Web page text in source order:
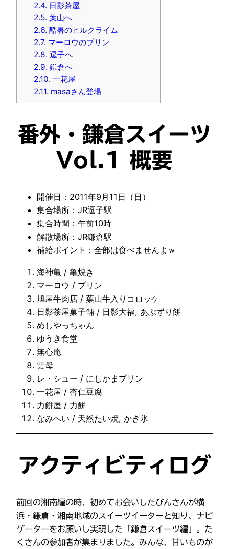
2.4. 日影茶屋
2.5. 葉山へ
2.6. 酷暑のヒルクライム
2.7. マーロウのプリン
2.8. 逗子へ
2.9. 鎌倉へ
2.10. 一花屋
2.11. masaさん登場
番外・鎌倉スイーツ
Vol.1 概要
開催日：2011年9月11日（日）
集合場所：JR逗子駅
集合時間：午前10時
解散場所：JR鎌倉駅
補給ポイント：全部は食べませんよｗ
海神亀 / 亀焼き
マーロウ / プリン
旭屋牛肉店 / 葉山牛入りコロッケ
日影茶屋菓子舗 / 日影大福, あぶずり餅
めしやっちゃん
ゆうき食堂
無心庵
雲母
レ・シュー / にしかまプリン
一花屋 / 杏仁豆腐
力餅屋 / 力餅
なみへい / 天然たい焼, かき氷
アクティビティログ
前回の湘南編の時、初めてお会いしたびんさんが横
浜・鎌倉・湘南地域のスイーツイーターと知り、ナビ
ゲーターをお願いし実現した「鎌倉スイーツ編」。た
くさんの参加者が集まりました。みんな、甘いものが